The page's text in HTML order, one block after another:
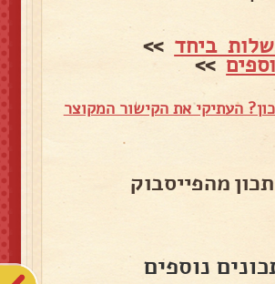
ביחד >>
>>
העתיקי את הקישור המקוצר
מהפייסבוק
נוספים